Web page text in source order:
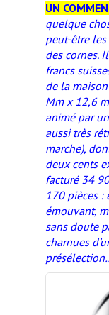
UN
quelque
peut-être
des cornes.
francs
de la
Mm x 12,6
animé par
aussi très
marche),
deux cents
facturé 34
170 pièces :
émouvant,
sans doute
charnues